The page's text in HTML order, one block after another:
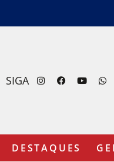
SIGA
DESTAQUES